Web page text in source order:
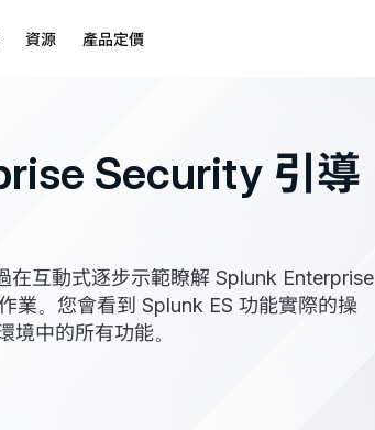
資源 產品定價
Security 引導
在互動式逐步示範瞭解 Splunk Enterprise
業。您會看到 Splunk ES 功能實際的操
境中的所有功能。